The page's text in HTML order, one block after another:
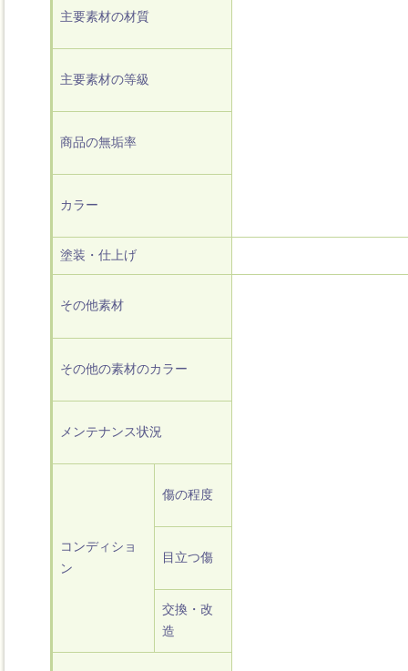
主要素材の材質
主要素材の等級
商品の無垢率
カラー
塗装・仕上げ
その他素材
その他の素材のカラー
メンテナンス状況
コンディショ
ン
傷の程度
目立つ傷
交換・改
造